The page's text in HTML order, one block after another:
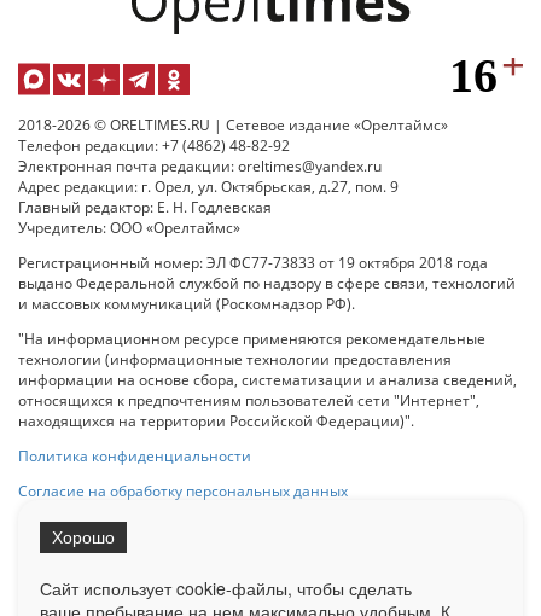
2018-2026 © ORELTIMES.RU | Сетевое издание «Орелтаймс»
Телефон редакции: +7 (4862) 48-82-92
Электронная почта редакции: oreltimes@yandex.ru
Адрес редакции: г. Орел, ул. Октябрьская, д.27, пом. 9
Главный редактор: Е. Н. Годлевская
Учредитель: ООО «Орелтаймс»
Регистрационный номер: ЭЛ ФС77-73833 от 19 октября 2018 года
выдано Федеральной службой по надзору в сфере связи, технологий
и массовых коммуникаций (Роскомнадзор РФ).
"На информационном ресурсе применяются рекомендательные
технологии (информационные технологии предоставления
информации на основе сбора, систематизации и анализа сведений,
относящихся к предпочтениям пользователей сети "Интернет",
находящихся на территории Российской Федерации)".
Политика конфиденциальности
Согласие на обработку персональных данных
на Сетевое издание «ОрелТаймс» обязательна.
Сайт использует cookie-файлы, чтобы сделать
ваше пребывание на нем максимально удобным. К
Хорошо